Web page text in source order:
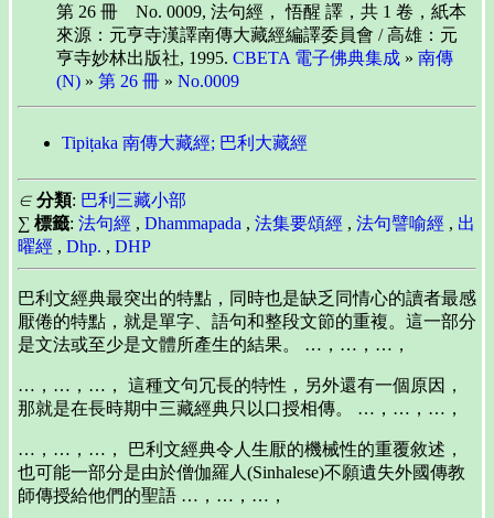
第 26 冊 No. 0009, 法句經， 悟醒 譯，共 1 卷，紙本
來源：元亨寺漢譯南傳大藏經編譯委員會 / 高雄：元
亨寺妙林出版社, 1995. CBETA 電子佛典集成 » 南傳
(N) » 第 26 冊 » No.0009
Tipiṭaka 南傳大藏經; 巴利大藏經
∈ 分類: 巴利三藏小部
∑ 標籤: 法句經 , Dhammapada , 法集要頌經 , 法句譬喻經 , 出
曜經 , Dhp. , DHP
巴利文經典最突出的特點，同時也是缺乏同情心的讀者最感
厭倦的特點，就是單字、語句和整段文節的重複。這一部分
是文法或至少是文體所產生的結果。 …，…，…，
…，…，…， 這種文句冗長的特性，另外還有一個原因，
那就是在長時期中三藏經典只以口授相傳。 …，…，…，
…，…，…， 巴利文經典令人生厭的機械性的重覆敘述，
也可能一部分是由於僧伽羅人(Sinhalese)不願遺失外國傳教
師傳授給他們的聖語 …，…，…，